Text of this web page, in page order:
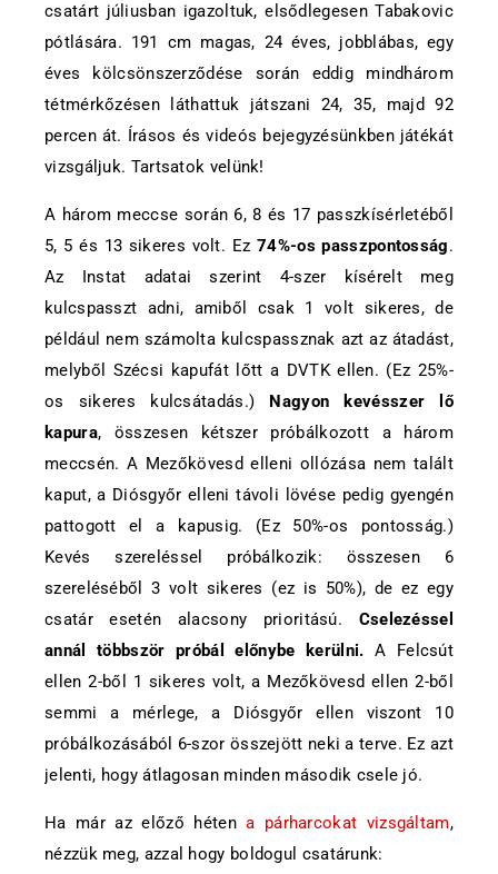
csatárt júliusban igazoltuk, elsődlegesen Tabakovic
pótlására. 191 cm magas, 24 éves, jobblábas, egy
éves kölcsönszerződése során eddig mindhárom
tétmérkőzésen láthattuk játszani 24, 35, majd 92
percen át. Írásos és videós bejegyzésünkben játékát
vizsgáljuk. Tartsatok velünk!
A három meccse során 6, 8 és 17 passzkísérletéből
5, 5 és 13 sikeres volt. Ez 74%-os passzpontosság.
Az Instat adatai szerint 4-szer kísérelt meg
kulcspasszt adni, amiből csak 1 volt sikeres, de
például nem számolta kulcspassznak azt az átadást,
melyből Szécsi kapufát lőtt a DVTK ellen. (Ez 25%-
os sikeres kulcsátadás.) Nagyon kevésszer lő
kapura, összesen kétszer próbálkozott a három
meccsén. A Mezőkövesd elleni ollózása nem talált
kaput, a Diósgyőr elleni távoli lövése pedig gyengén
pattogott el a kapusig. (Ez 50%-os pontosság.)
Kevés szereléssel próbálkozik: összesen 6
szereléséből 3 volt sikeres (ez is 50%), de ez egy
csatár esetén alacsony prioritású. Cselezéssel
annál többször próbál előnybe kerülni. A Felcsút
ellen 2-ből 1 sikeres volt, a Mezőkövesd ellen 2-ből
semmi a mérlege, a Diósgyőr ellen viszont 10
próbálkozásából 6-szor összejött neki a terve. Ez azt
jelenti, hogy átlagosan minden második csele jó.
Ha már az előző hétena párharcokat vizsgáltam,
nézzük meg, azzal hogy boldogul csatárunk: